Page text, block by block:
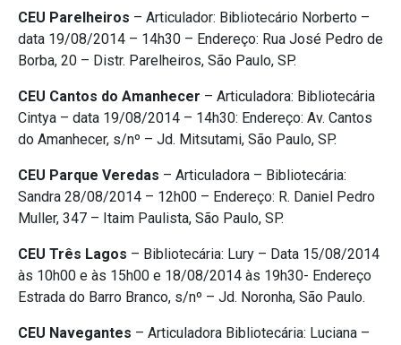
CEU Parelheiros – Articulador: Bibliotecário Norberto –
data 19/08/2014 – 14h30 – Endereço: Rua José Pedro de
Borba, 20 – Distr. Parelheiros, São Paulo, SP.
CEU Cantos do Amanhecer – Articuladora: Bibliotecária
Cintya – data 19/08/2014 – 14h30: Endereço: Av. Cantos
do Amanhecer, s/nº – Jd. Mitsutami, São Paulo, SP.
CEU Parque Veredas – Articuladora – Bibliotecária:
Sandra 28/08/2014 – 12h00 – Endereço: R. Daniel Pedro
Muller, 347 – Itaim Paulista, São Paulo, SP.
CEU Três Lagos – Bibliotecária: Lury – Data 15/08/2014
às 10h00 e às 15h00 e 18/08/2014 às 19h30- Endereço
Estrada do Barro Branco, s/nº – Jd. Noronha, São Paulo.
CEU Navegantes – Articuladora Bibliotecária: Luciana –